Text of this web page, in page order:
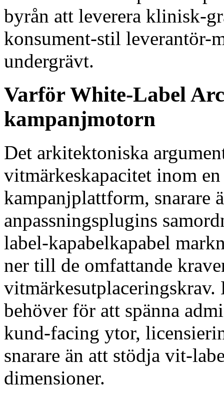
byrån att leverera klinisk-
konsument-stil leverantör-
undergrävt.
Varför White-Label
kampanjmotorn
Det arkitektoniska
vitmärkeskapacitet inom
kampanjplattform, snarare
anpassningsplugins
label-kapabelkapabel
ner till de omfattande
behöver för att spänna
kund-facing ytor,
snarare än att stödja vit-
dimensioner.